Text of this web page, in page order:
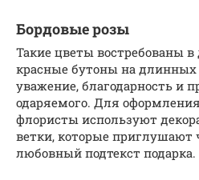
Бордовые розы
Такие цветы востребованы
красные бутоны на
уважение, благодарность и
одаряемого. Для
флористы используют
ветки, которые приглушают
любовный подтекст подарка.